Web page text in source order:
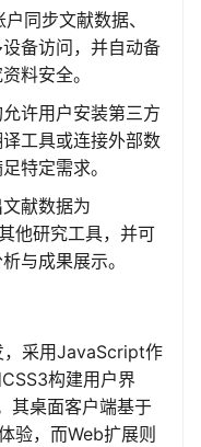
同步文献数据、
备访问，并自动备
料安全。
许用户安装第三方
工具或连接外部数
特定需求。
献数据为
他研究工具，并可
与成果展示。
采用JavaScript作
构建用户界
其桌面客户端基于
验，而Web扩展则